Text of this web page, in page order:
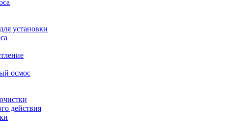
установки
осмос
действия